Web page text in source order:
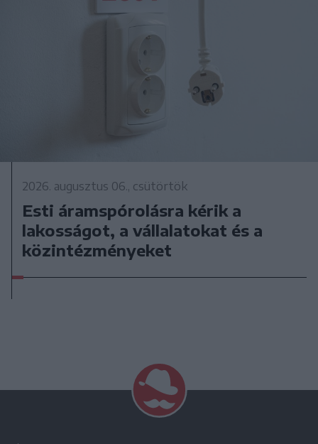
2026. augusztus 06., csütörtök
Esti áramspórolásra kérik a
lakosságot, a vállalatokat és a
közintézményeket